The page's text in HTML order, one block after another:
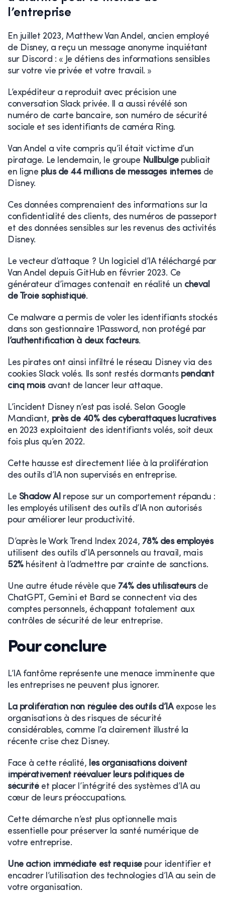
l’entreprise
En juillet 2023, Matthew Van Andel, ancien employé
de Disney, a reçu un message anonyme inquiétant
sur Discord : « Je détiens des informations sensibles
sur votre vie privée et votre travail. »
L’expéditeur a reproduit avec précision une
conversation Slack privée. Il a aussi révélé son
numéro de carte bancaire, son numéro de sécurité
sociale et ses identifiants de caméra Ring.
Van Andel a vite compris qu’il était victime d’un
piratage. Le lendemain, le groupe Nullbulgepubliait
en ligne plus de 44 millions de messages internesde
Disney.
Ces données comprenaient des informations sur la
confidentialité des clients, des numéros de passeport
et des données sensibles sur les revenus des activités
Disney.
Le vecteur d’attaque ? Un logiciel d’IA téléchargé par
Van Andel depuis GitHub en février 2023. Ce
générateur d’images contenait en réalité un cheval
de Troie sophistiqué.
Ce malware a permis de voler les identifiants stockés
dans son gestionnaire 1Password, non protégé par
l’authentification à deux facteurs.
Les pirates ont ainsi infiltré le réseau Disney via des
cookies Slack volés. Ils sont restés dormants pendant
cinq moisavant de lancer leur attaque.
L’incident Disney n’est pas isolé. Selon Google
Mandiant, près de 40% des cyberattaques lucratives
en 2023 exploitaient des identifiants volés, soit deux
fois plus qu’en 2022.
Cette hausse est directement liée à la prolifération
des outils d’IA non supervisés en entreprise.
Le Shadow AI repose sur un comportement répandu :
les employés utilisent des outils d’IA non autorisés
pour améliorer leur productivité.
D’après le Work Trend Index 2024, 78% des employés
utilisent des outils d’IA personnels au travail, mais
52%hésitent à l’admettre par crainte de sanctions.
Une autre étude révèle que 74% des utilisateursde
ChatGPT, Gemini et Bard se connectent via des
comptes personnels, échappant totalement aux
contrôles de sécurité de leur entreprise.
Pour conclure
L’IA fantôme représente une menace imminente que
les entreprises ne peuvent plus ignorer.
La prolifération non régulée des outils d’IAexpose les
organisations à des risques de sécurité
considérables, comme l’a clairement illustré la
récente crise chez Disney.
Face à cette réalité, les organisations doivent
impérativement réévaluer leurs politiques de
sécuritéet placer l’intégrité des systèmes d’IA au
cœur de leurs préoccupations.
Cette démarche n’est plus optionnelle mais
essentielle pour préserver la santé numérique de
votre entreprise.
Une action immédiate est requisepour identifier et
encadrer l’utilisation des technologies d’IA au sein de
votre organisation.